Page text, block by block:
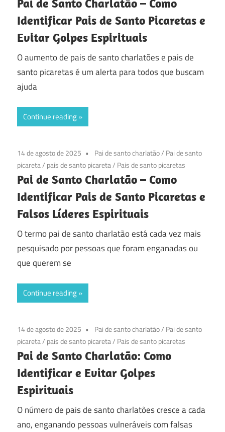
Identificar Pais de Santo Picaretas e
Evitar Golpes Espirituais
O aumento de pais de santo charlatões e pais de
santo picaretas é um alerta para todos que buscam
ajuda
Continue reading
14 de agosto de 2025 Pai de santo charlatão/ Pai de santo
picareta/ pais de santo picareta/ Pais de santo picaretas
Pai de Santo Charlatão – Como
Identificar Pais de Santo Picaretas e
Falsos Líderes Espirituais
O termo pai de santo charlatão está cada vez mais
pesquisado por pessoas que foram enganadas ou
que querem se
Continue reading
14 de agosto de 2025 Pai de santo charlatão/ Pai de santo
picareta/ pais de santo picareta/ Pais de santo picaretas
Pai de Santo Charlatão: Como
Identificar e Evitar Golpes
Espirituais
O número de pais de santo charlatões cresce a cada
ano, enganando pessoas vulneráveis com falsas